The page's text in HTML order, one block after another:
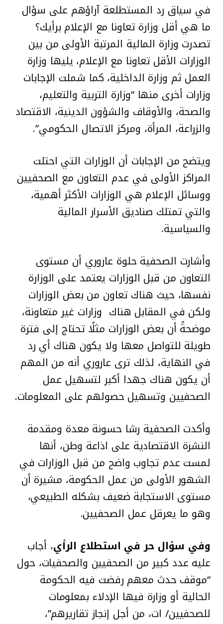
في سياق رد المستطلعة آراؤهم على سؤال
ما هي أقل وزارة تعاونا مع الإعلام برأيك؟
تصدرت وزارة المالية المرتبة الأولى من بين
الوزارات الأقل تعاونا مع الإعلام، يليها وزارة
العمل ثم وزارة الداخلية، كما شملت الإجابات
وزارات أخرى منها “وزارة التربية والتعليم،
والصحة، والأوقاف والشؤون الدينية، الاقتصاد
والزراعة، المرأة، ومركز الاتصال الحكومي”.
ويتضح من الإجابات أن الوزارات التي احتلت
المراكز الأولى في عدم التعاون مع الصحفيين
ووسائل الإعلام هي الوزارات الأكثر أهمية،
والتي تمتلك صناديق الأسرار المالية
والسياسية.
وأشارت الصحفية حلوة عاروري أن مستوى
التعاون من قبل الوزارات يعتمد على الوزارة
نفسها، حيث هناك تعاون من بعض الوزارات
ولكن في المقابل هناك وزارات غير متعاونة،
موضحةً أن بعض الوزارات مثلًا تحتاج إلى فترة
طويلة للتواصل معها ولا يكون هناك أي رد
في النهاية، لذلك ترى عاروري أنه من المهم
أن يكون هناك جهدا أكبر لتسهيل عمل
الصحفيين وتسهيل حصولهم على المعلومات.
وأكدت الصحفية رشا حسونة معدة ومقدمة
النشرة الاقتصادية على اذاعة وطن، أنها
لمست عدم تجاوب واضح من قبل الوزارات في
الشهور الأولى من عمل الحكومة، مشيرة أن
مستوى الاستجابة ضعيف بشكله الطبيعي،
وهو ما يعرقل عمل الصحفيين.
وفي سؤال حر في استطلاع الرأي، أجاب
عليه عدد كبير من الصحفيين والصحفيات، حول
“موقف حدث معهم رفضت فيه الحكومة
الحالية أو وزارة فيها الإدلاء بمعلومات
للصحفيين/ ات، من أجل إنجاز تقاريرهم”،